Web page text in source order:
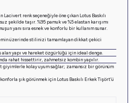
renk seçeneğiyle öne çıkan Lotus Baskılı
şekilde taşır. %95 pamuk ve %5 elastan karışımı
yanı sıra esnek ve konforlu bir kullanım sunar.
üzerinde stilinizi tamamlayan dikkat çekici
alan yapı ve hareket özgürlüğü için ideal denge.
rahat hissettirir, zahmetsiz kombin yapılır.
giyimlerle kolay uyum sağlar; zamansız bir görünüm
şık görünmek için Lotus Baskılı Erkek Tişört’ü